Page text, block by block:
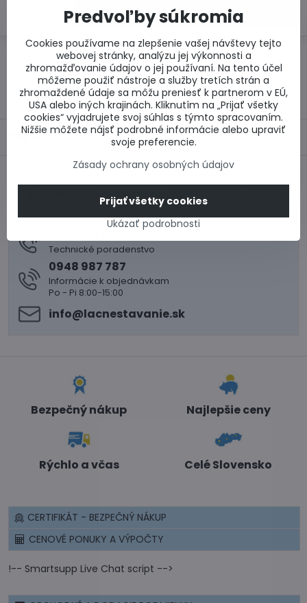
Do košíka
Otázka k produktu Doručenia
Výrobca:
Popis
Nasledujúci produkt
Technické poradenstvo
0948 987 787
Informácie k objednávkam
Po - Pi 8:00-15:00
info​@lacnestavanie​.sk
Bezpečný nákup Najlepšie ceny
Rýchlo a včas Celé Slovensko
CERTIFIKÁT - BEZPEČNÝ NÁKUP
CENOVÉ PONUKY A VÝPOČTY
!-- Smartsupp Live Chat script -->
Predvoľby súkromia
Cookies používame na zlepšenie vašej návštevy tejto
webovej stránky, analýzu jej výkonnosti a
zhromažďovanie údajov o jej používaní. Na tento účel
môžeme použiť nástroje a služby tretích strán a
zhromaždené údaje sa môžu preniesť k partnerom v EÚ,
USA alebo iných krajinách. Kliknutím na „Prijať všetky
cookies“ vyjadrujete svoj súhlas s týmto spracovaním.
Nižšie môžete nájsť podrobné informácie alebo upraviť
svoje preferencie.
Zásady ochrany osobných údajov
Ukázať podrobnosti
Prijať všetky cookies